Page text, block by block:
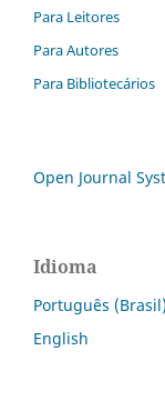
Para Leitores
Para Autores
Para Bibliotecários
Open Journal
Idioma
Português (Brasil)
English